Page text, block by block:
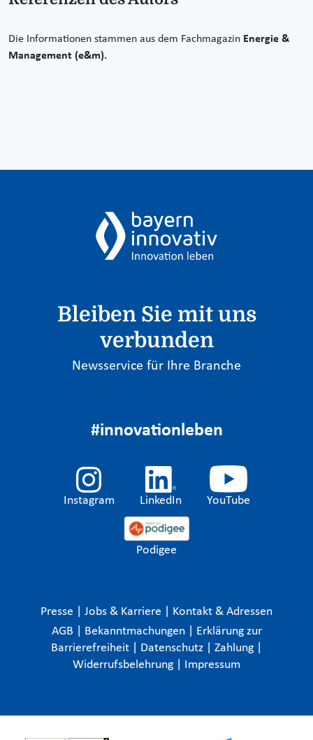
Die Informationen stammen aus dem Fachmagazin Energie &
Management (e&m).
Bleiben Sie mit uns
verbunden
Newsservice für Ihre Branche
#innovationleben
Instagram LinkedIn YouTube
Podigee
Presse Jobs & Karriere
Kontakt & Adressen
AGB
Bekanntmachungen
Erklärung zur
Barrierefreiheit
Datenschutz Zahlung
Widerrufsbelehrung
Impressum